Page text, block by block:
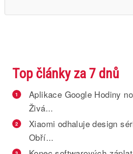
Top články za 7 dnů
1
Aplikace Google Hodiny
Živá...
2
Xiaomi odhaluje design
Obří...